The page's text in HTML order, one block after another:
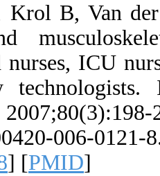
11. Bos E,
factors and
specialized
and X-ray
Health.
10.1007/
006-0121-8